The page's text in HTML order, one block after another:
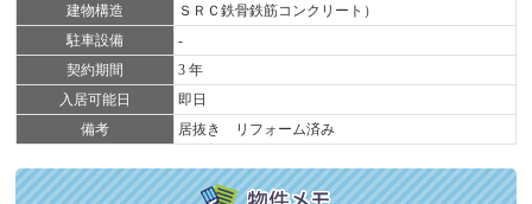
建物構造
ＳＲＣ鉄骨鉄筋コンクリート）
駐車設備
-
契約期間
3 年
入居可能日
即日
備考
居抜き リフォーム済み